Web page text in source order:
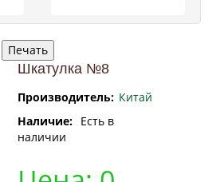
Шкатулка №8
Производитель: Китай
Наличие: Есть в
наличии